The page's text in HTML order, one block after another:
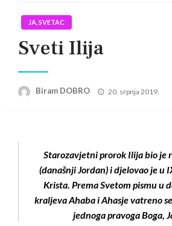
JA, SVETAC
Sveti Ilija
Biram DOBRO
Posted
20. srpnja 2019.
Starozavjetni prorok Ilija bio je
(današnji Jordan) i djelovao je u
Krista. Prema Svetom pismu u
kraljeva Ahaba i Ahasje vatreno
jednoga pravoga Boga,